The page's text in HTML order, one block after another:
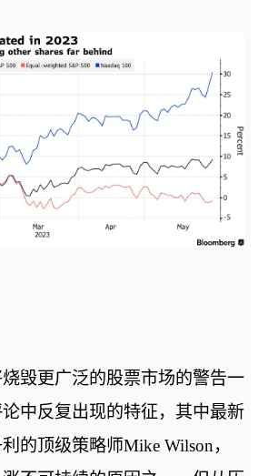
毁更广泛的股票市场的警告一
中反复出现的特征，其中最新
的顶级策略师Mike Wilson，